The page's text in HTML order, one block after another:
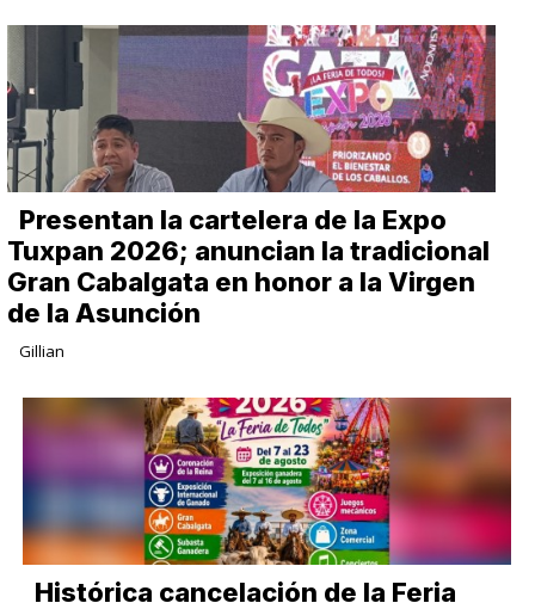
Presentan la cartelera de la Expo
Tuxpan 2026; anuncian la tradicional
Gran Cabalgata en honor a la Virgen
de la Asunción
Gillian
Histórica cancelación de la Feria